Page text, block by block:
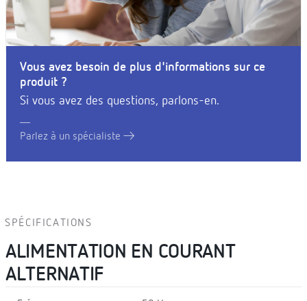
Vous avez besoin de plus d'informations sur ce
produit ?
Si vous avez des questions, parlons-en.
Parlez à un spécialiste
SPÉCIFICATIONS
ALIMENTATION EN COURANT
ALTERNATIF